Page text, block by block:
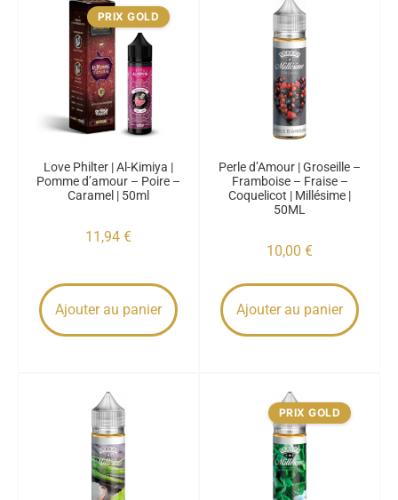
PRIX GOLD
Love Philter | Al-Kimiya |
Pomme d’amour – Poire –
Caramel | 50ml
11,94 €
Ajouter au panier
Perle d’Amour | Groseille –
Framboise – Fraise –
Coquelicot | Millésime |
50ML
10,00 €
Ajouter au panier
PRIX GOLD